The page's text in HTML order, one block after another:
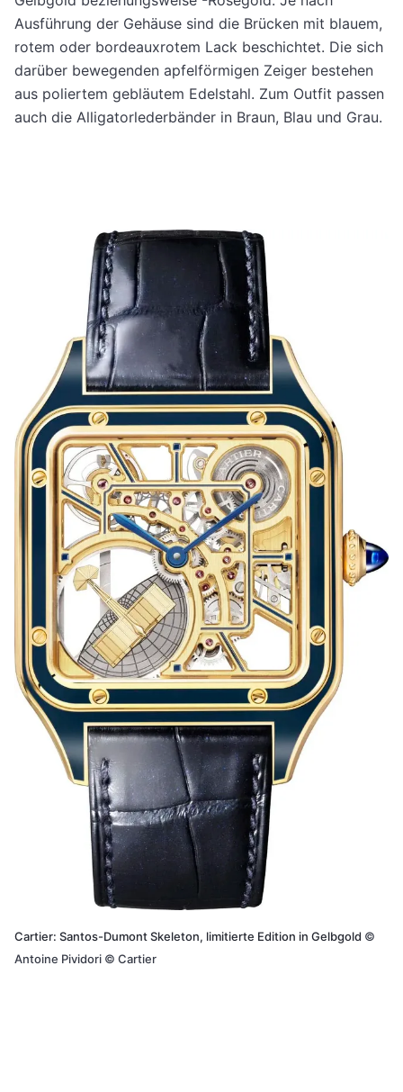
Ausführung der Gehäuse sind die Brücken mit blauem,
rotem oder bordeauxrotem Lack beschichtet. Die sich
darüber bewegenden apfelförmigen Zeiger bestehen
aus poliertem gebläutem Edelstahl. Zum Outfit passen
auch die Alligatorlederbänder in Braun, Blau und Grau.
Cartier: Santos-Dumont Skeleton, limitierte Edition in Gelbgold ©
Antoine Pividori © Cartier